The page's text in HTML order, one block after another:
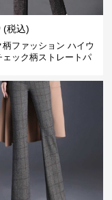
(税込)
柄ファッション ハイウ
ェック柄ストレートパ